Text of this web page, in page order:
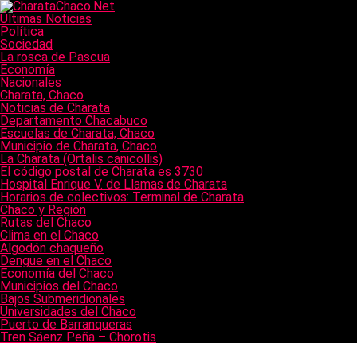
Últimas Noticias
Política
Sociedad
La rosca de Pascua
Economía
Nacionales
Charata, Chaco
Noticias de Charata
Departamento Chacabuco
Escuelas de Charata, Chaco
Municipio de Charata, Chaco
La Charata (Ortalis canicollis)
El código postal de Charata es 3730
Hospital Enrique V. de Llamas de Charata
Horarios de colectivos: Terminal de Charata
Chaco y Región
Rutas del Chaco
Clima en el Chaco
Algodón chaqueño
Dengue en el Chaco
Economía del Chaco
Municipios del Chaco
Bajos Submeridionales
Universidades del Chaco
Puerto de Barranqueras
Tren Sáenz Peña – Chorotis